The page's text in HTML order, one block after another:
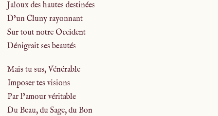
Jaloux des hautes destinées
D’un Cluny rayonnant
Sur tout notre Occident
Dénigrait ses beautés
Mais tu sus, Vénérable
Imposer tes visions
Par l’amour véritable
Du Beau, du Sage, du Bon